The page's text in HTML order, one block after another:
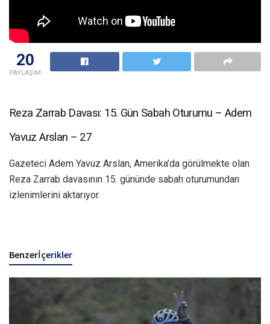
20
PAYLAŞIM
Reza Zarrab Davası: 15. Gün Sabah Oturumu – Adem
Yavuz Arslan – 27
Gazeteci Adem Yavuz Arslan, Amerika’da görülmekte olan
Reza Zarrab davasının 15. gününde sabah oturumundan
izlenimlerini aktarıyor.
Benzerİçerikler